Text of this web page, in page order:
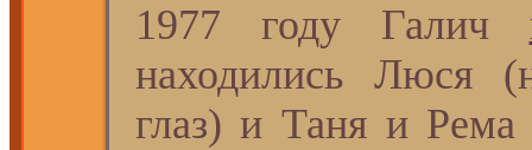
1977 году Галич
находились Люся
глаз) и Таня и Рема